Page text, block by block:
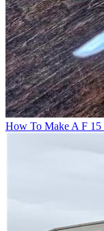
How To Make A F 15